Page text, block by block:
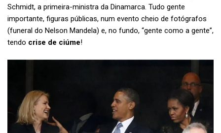
Schmidt, a primeira-ministra da Dinamarca. Tudo gente
importante, figuras públicas, num evento cheio de fotógrafos
(funeral do Nelson Mandela) e, no fundo, “gente como a gente”,
tendo crise de ciúme!